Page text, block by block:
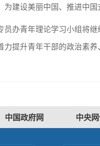
建设美丽中国、推进中国
员办青年理论学习小组将
力提升青年干部的政治素
中国政府网 中央